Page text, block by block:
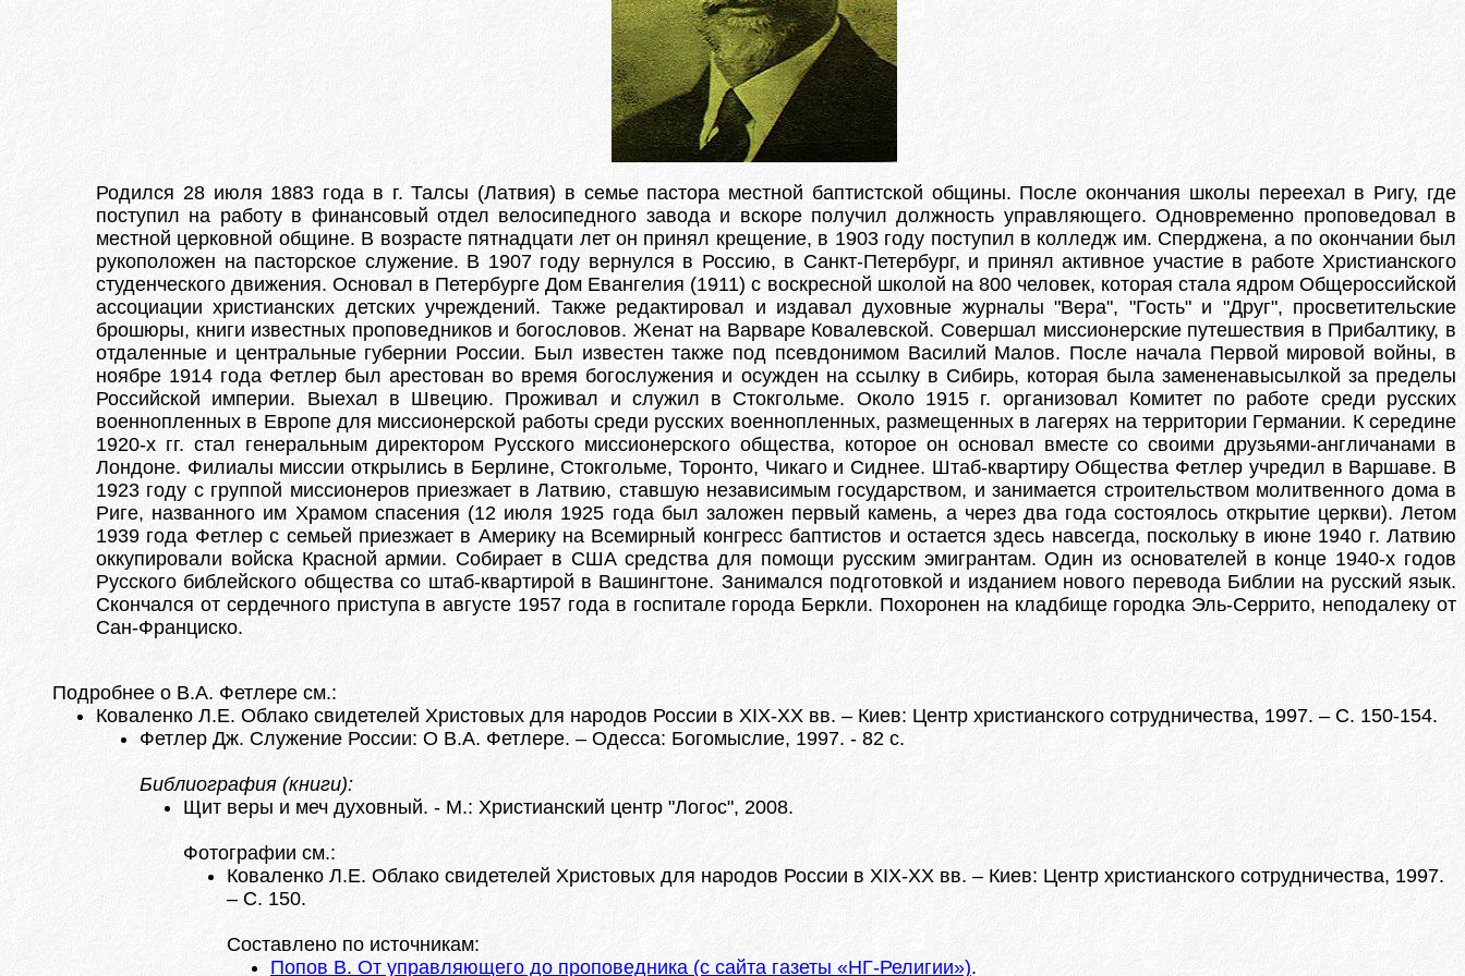
Родился 28 июля 1883 года в г. Талсы (Латвия) в семье пастора местной баптистской общины. После окончания школы переехал в Ригу, где
поступил на работу в финансовый отдел велосипедного завода и вскоре получил должность управляющего. Одновременно проповедовал в
местной церковной общине. В возрасте пятнадцати лет он принял крещение, в 1903 году поступил в колледж им. Сперджена, а по окончании был
рукоположен на пасторское служение. В 1907 году вернулся в Россию, в Санкт-Петербург, и принял активное участие в работе Христианского
студенческого движения. Основал в Петербурге Дом Евангелия (1911) с воскресной школой на 800 человек, которая стала ядром Общероссийской
ассоциации христианских детских учреждений. Также редактировал и издавал духовные журналы "Вера", "Гость" и "Друг", просветительские
брошюры, книги известных проповедников и богословов. Женат на Варваре Ковалевской. Совершал миссионерские путешествия в Прибалтику, в
отдаленные и центральные губернии России. Был известен также под псевдонимом Василий Малов. После начала Первой мировой войны, в
ноябре 1914 года Фетлер был арестован во время богослужения и осужден на ссылку в Сибирь, которая была замененавысылкой за пределы
Российской империи. Выехал в Швецию. Проживал и служил в Стокгольме. Около 1915 г. организовал Комитет по работе среди русских
военнопленных в Европе для миссионерской работы среди русских военнопленных, размещенных в лагерях на территории Германии. К середине
1920-х гг. стал генеральным директором Русского миссионерского общества, которое он основал вместе со своими друзьями-англичанами в
Лондоне. Филиалы миссии открылись в Берлине, Стокгольме, Торонто, Чикаго и Сиднее. Штаб-квартиру Общества Фетлер учредил в Варшаве. В
1923 году с группой миссионеров приезжает в Латвию, ставшую независимым государством, и занимается строительством молитвенного дома в
Риге, названного им Храмом спасения (12 июля 1925 года был заложен первый камень, а через два года состоялось открытие церкви). Летом
1939 года Фетлер с семьей приезжает в Америку на Всемирный конгресс баптистов и остается здесь навсегда, поскольку в июне 1940 г. Латвию
оккупировали войска Красной армии. Собирает в США средства для помощи русским эмигрантам. Один из основателей в конце 1940-х годов
Русского библейского общества со штаб-квартирой в Вашингтоне. Занимался подготовкой и изданием нового перевода Библии на русский язык.
Скончался от сердечного приступа в августе 1957 года в госпитале города Беркли. Похоронен на кладбище городка Эль-Серрито, неподалеку от
Сан-Франциско.
Подробнее о В.А. Фетлере см.:
Коваленко Л.Е. Облако свидетелей Хpистовых для наpодов России в XIX-XX вв. – Киев: Центр христианского сотрудничества, 1997. – С. 150-154.
Фетлер Дж. Служение России: О В.А. Фетлере. – Одесса: Богомыслие, 1997. - 82 с.
Библиография (книги):
Щит веры и меч духовный. - М.: Христианский центр "Логос", 2008.
Фотографии см.:
Коваленко Л.Е. Облако свидетелей Хpистовых для наpодов России в XIX-XX вв. – Киев: Центр христианского сотрудничества, 1997.
– С. 150.
Составлено по источникам:
Попов В. От управляющего до проповедника (с сайта газеты «НГ-Религии»).